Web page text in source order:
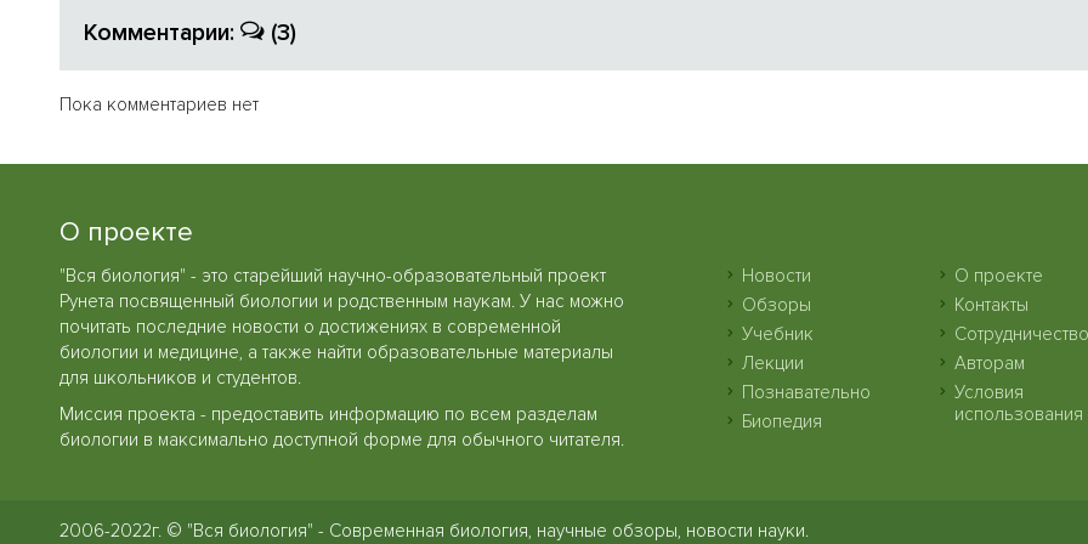
Комментарии: (3)
Пока комментариев нет
О проекте
"Вся биология" - это старейший научно-образовательный проект
Рунета посвященный биологии и родственным наукам. У нас можно
почитать последние новости о достижениях в современной
биологии и медицине, а также найти образовательные материалы
для школьников и студентов.
Миссия проекта - предоставить информацию по всем разделам
биологии в максимально доступной форме для обычного читателя.
Новости
Обзоры
Учебник
Лекции
Познавательно
Биопедия
О проекте
Контакты
Сотрудничество
Авторам
Условия
использования
2006-2022г. © "Вся биология" - Современная биология, научные обзоры, новости науки.